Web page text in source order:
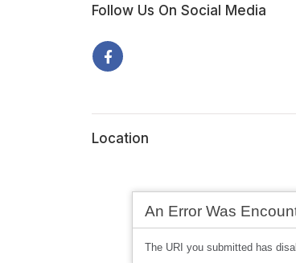
Follow Us On Social Media
Location